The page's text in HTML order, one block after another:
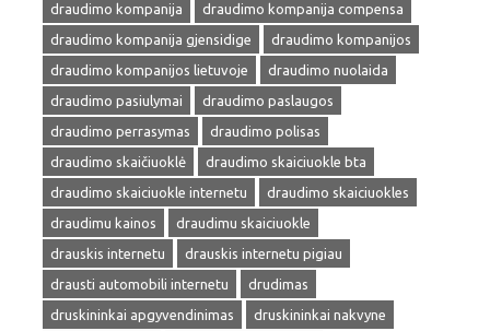
draudimo kompanija
draudimo kompanija compensa
draudimo kompanija gjensidige
draudimo kompanijos
draudimo kompanijos lietuvoje
draudimo nuolaida
draudimo pasiulymai
draudimo paslaugos
draudimo perrasymas
draudimo polisas
draudimo skaičiuoklė
draudimo skaiciuokle bta
draudimo skaiciuokle internetu
draudimo skaiciuokles
draudimu kainos
draudimu skaiciuokle
drauskis internetu
drauskis internetu pigiau
drausti automobili internetu
drudimas
druskininkai apgyvendinimas
druskininkai nakvyne